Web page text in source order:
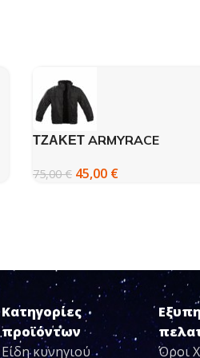
ΤΖΑΚΕΤ ARMYRACE
75,00€ 45,00 €
Κατηγορίες
προϊόντων
Είδη κυνηγιού
Όροι